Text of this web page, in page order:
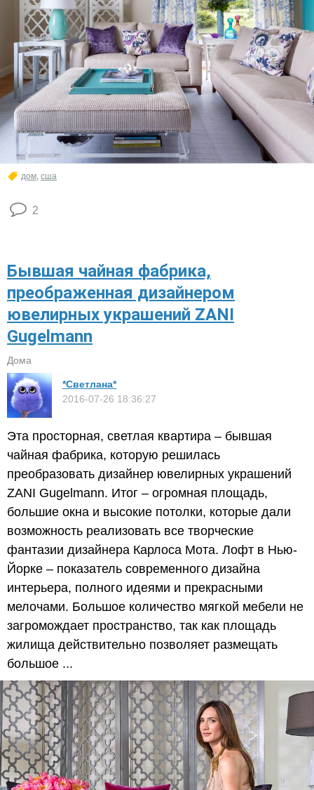
дом сша
2
Бывшая чайная фабрика,
преображенная дизайнером
ювелирных украшений ZANI
Gugelmann
Дома
*Светлана*
2016-07-26 18:36:27
Эта просторная, светлая квартира – бывшая
чайная фабрика, которую решилась
преобразовать дизайнер ювелирных украшений
ZANI Gugelmann. Итог – огромная площадь,
большие окна и высокие потолки, которые дали
возможность реализовать все творческие
фантазии дизайнера Карлоса Мота. Лофт в Нью-
Йорке – показатель современного дизайна
интерьера, полного идеями и прекрасными
мелочами. Большое количество мягкой мебели не
загромождает пространство, так как площадь
жилища действительно позволяет размещать
большое ...